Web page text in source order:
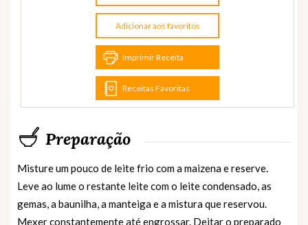
Adicionar aos favoritos
Imprimir Receita
Receitas Favoritas
Preparação
Misture um pouco de leite frio com a maizena e reserve.
Leve ao lume o restante leite com o leite condensado, as
gemas, a baunilha, a manteiga e a mistura que reservou.
Mexer constantemente até engrossar. Deitar o preparado